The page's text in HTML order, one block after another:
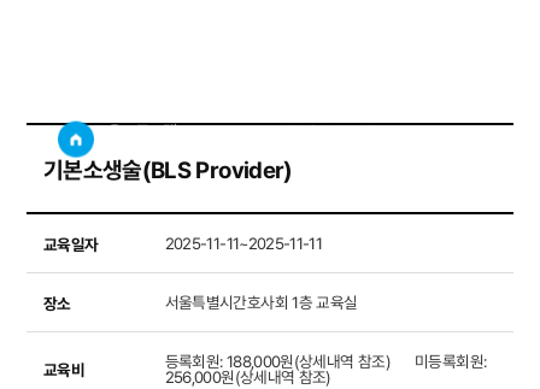
교육프로그램 BLS & KALS
기본소생술(BLS Provider)
교육일자 2025-11-11~2025-11-11
장소 서울특별시간호사회 1층 교육실
교육비 등록회원: 188,000원(상세내역 참조)      미등록회원:
256,000원(상세내역 참조)